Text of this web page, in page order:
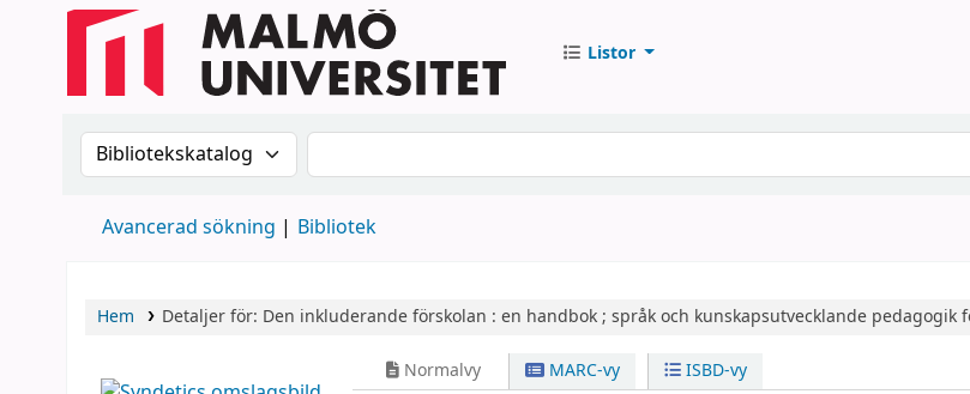
Listor
Sök i katalogen efter:Sök i katalogen
Avancerad sökning Bibliotek
Hem Detaljer för: Den inkluderande förskolan : en handbok ; språk och kunskapsutvecklande
Normalvy MARC-vy ISBD-vy